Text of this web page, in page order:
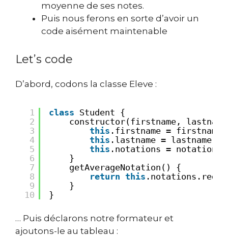
moyenne de ses notes.
Puis nous ferons en sorte d’avoir un
code aisément maintenable
Let’s code
D’abord, codons la classe Eleve :
1
2
3
4
5
6
7
8
9
10
class Student {
constructor(firstname,
this .firstname = firstname;
this .lastname = lastname;
this .notations = notations;
}
getAverageNotation() {
return this
}
}
… Puis déclarons notre formateur et
ajoutons-le au tableau :